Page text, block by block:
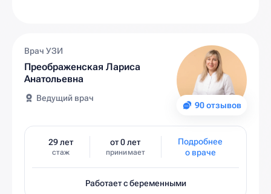
90 отзывов
Врач УЗИ
Преображенская Лариса
Анатольевна
Ведущий врач
29 лет
стаж
от 0 лет
принимает
Подробнее
о враче
Работает с беременными